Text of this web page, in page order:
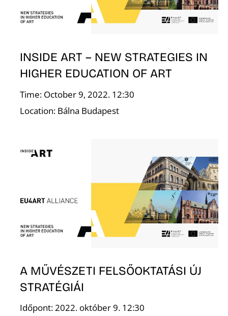
INSIDE ART – NEW STRATEGIES IN
HIGHER EDUCATION OF ART
Time: October 9, 2022. 12:30
Location: Bálna Budapest
A MŰVÉSZETI FELSŐOKTATÁSI ÚJ
STRATÉGIÁI
Időpont: 2022. október 9. 12:30